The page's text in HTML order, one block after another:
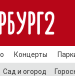
Концерты
Сад и огород